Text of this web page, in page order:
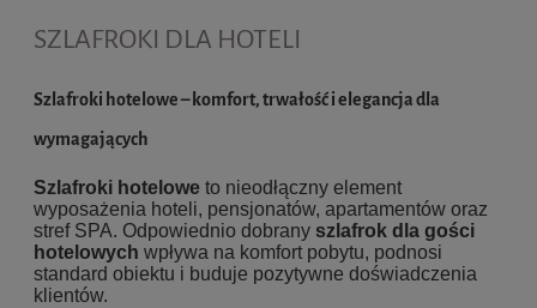
SZLAFROKI DLA HOTELI
Szlafroki hotelowe – komfort, trwałość i elegancja dla
wymagających
Szlafroki hotelowe to nieodłączny element
wyposażenia hoteli, pensjonatów, apartamentów oraz
stref SPA. Odpowiednio dobrany szlafrok dla gości
hotelowych wpływa na komfort pobytu, podnosi
standard obiektu i buduje pozytywne doświadczenia
klientów.